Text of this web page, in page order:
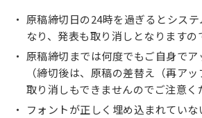
原稿締切日の24時を過ぎるとシス
なり、発表も取り消しとなりますの
原稿締切までは何度でもご自身で
（締切後は、原稿の差替え（再ア
取り消しもできませんのでご注意く
フォントが正しく埋め込まれてい